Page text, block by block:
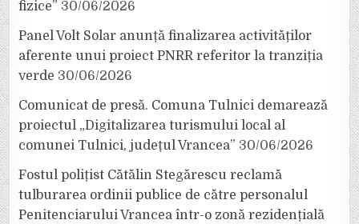
fizice” 30/06/2026
Panel Volt Solar anunță finalizarea activităților
aferente unui proiect PNRR referitor la tranziția
verde 30/06/2026
Comunicat de presă. Comuna Tulnici demarează
proiectul „Digitalizarea turismului local al
comunei Tulnici, județul Vrancea” 30/06/2026
Fostul polițist Cătălin Stegărescu reclamă
tulburarea ordinii publice de către personalul
Penitenciarului Vrancea într-o zonă rezidențială